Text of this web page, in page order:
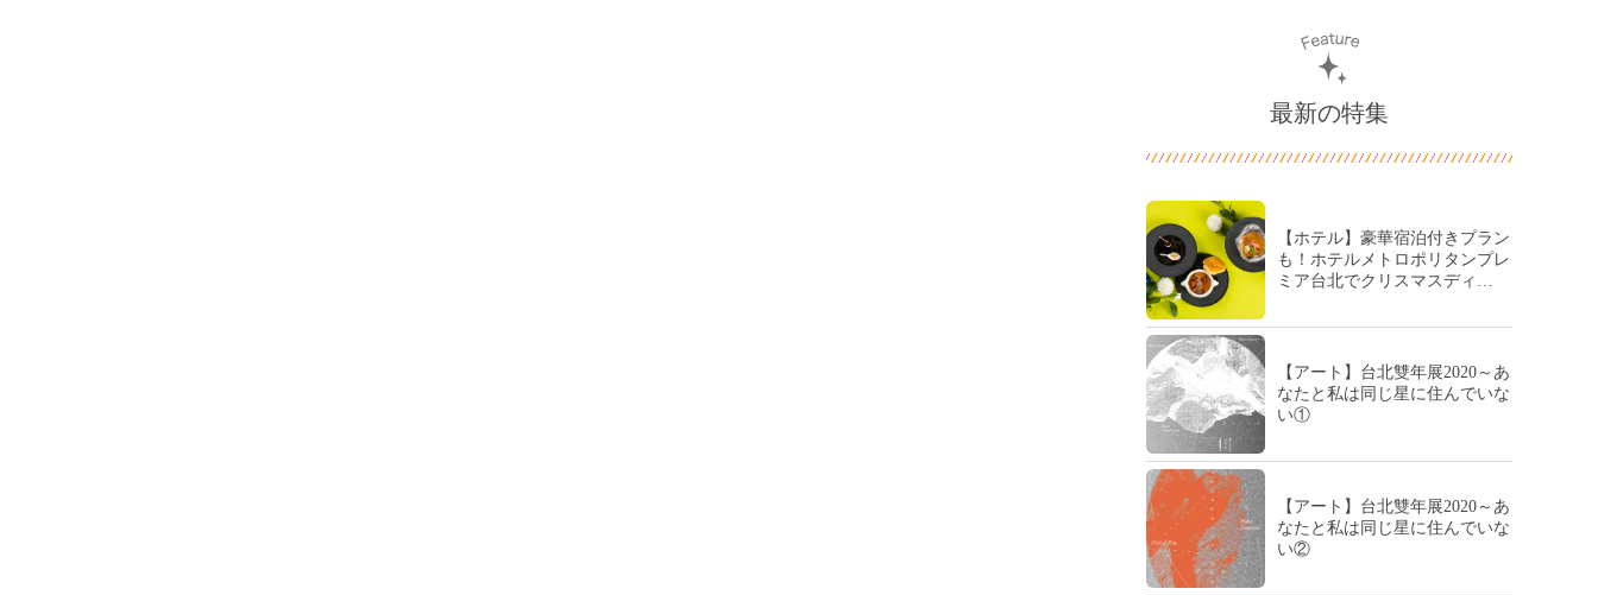
最新の特集
【ホテル】豪華宿泊付きプラン
も！ホテルメトロポリタンプレ
ミア台北でクリスマスディ…
【アート】台北雙年展2020～あ
なたと私は同じ星に住んでいな
い①
【アート】台北雙年展2020～あ
なたと私は同じ星に住んでいな
い②